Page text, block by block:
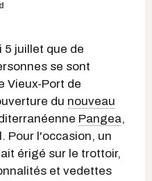
5 juillet que de
se sont
Vieux-Port de
du nouveau
Pangea,
Pour l'occasion, un
érigé sur le trottoir,
et vedettes